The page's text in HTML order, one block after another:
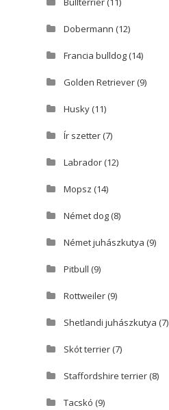
Dobermann (12)
Francia bulldog(14)
Golden Retriever(9)
Husky(11)
Ír szetter(7)
Labrador(12)
Mopsz (14)
Német dog(8)
Német juhászkutya (9)
Pitbull (9)
Rottweiler(9)
Shetlandi juhászkutya (7)
Skót terrier(7)
Staffordshire terrier(8)
Tacskó (9)